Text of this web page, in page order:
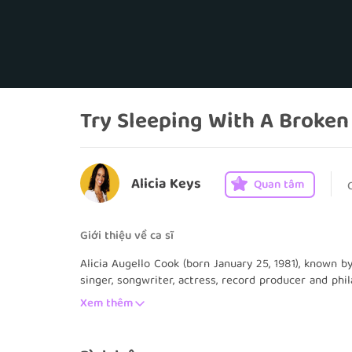
Try Sleeping With A
Alicia Keys Quan tâm
Giới thiệu về ca sĩ
Alicia Augello Cook (born January 25, 1981), known
singer, songwriter, actress, record producer and
Records, having had previous record deals first
Xem thêm